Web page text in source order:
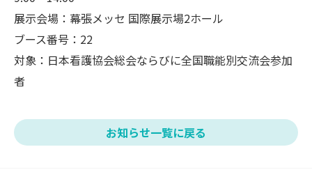
展示会場：幕張メッセ 国際展示場2ホール
ブース番号：22
対象：日本看護協会総会ならびに全国職能別交流会参加
者
お知らせ一覧に戻る